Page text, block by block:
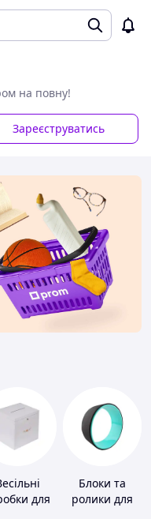
на повну!
Зареєструватись
для
Блоки та
ролики для